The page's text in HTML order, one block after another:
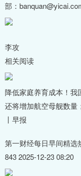
部：
李攻
相关阅读
降低家庭养育成本！我
还将增加航空母舰数量
丨早报
第一财经每日早间精选
843 2025-12-23 08:20